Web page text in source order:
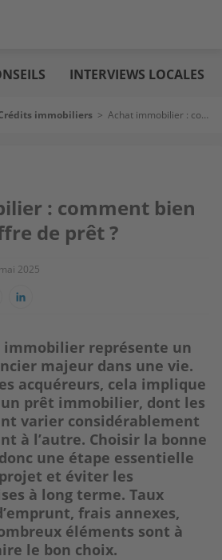
INTERVIEWS LOCALES
immobiliers > Achat immobilier : comment bien choisir son offre de prêt ?
: comment bien
de prêt ?
2025
immobilier représente un
majeur dans une vie.
acquéreurs, cela implique
prêt immobilier, dont les
varier considérablement
à l’autre. Choisir la bonne
une étape essentielle
et éviter les
à long terme. Taux
frais annexes,
éléments sont à
le bon choix.